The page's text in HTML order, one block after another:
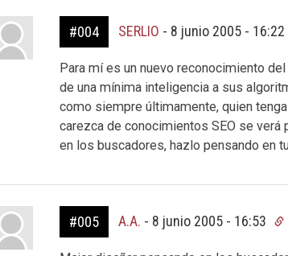
#004 SERLIO - 8 junio 2005 - 16:22
Para mí es un nuevo reconocimiento
de una mínima inteligencia a sus
como siempre últimamente, quien
carezca de conocimientos SEO se verá
en los buscadores, hazlo pensando en
#005 A.A. - 8 junio 2005 - 16:53